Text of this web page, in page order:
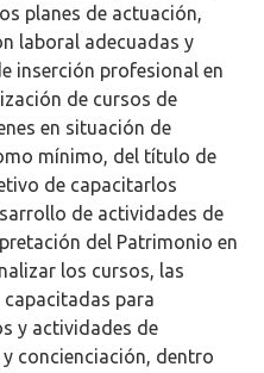
planes de actuación,
laboral adecuadas y
inserción profesional en
de cursos de
en situación de
mínimo, del título de
de capacitarlos
de actividades de
del Patrimonio en
los cursos, las
para
y actividades de
concienciación, dentro